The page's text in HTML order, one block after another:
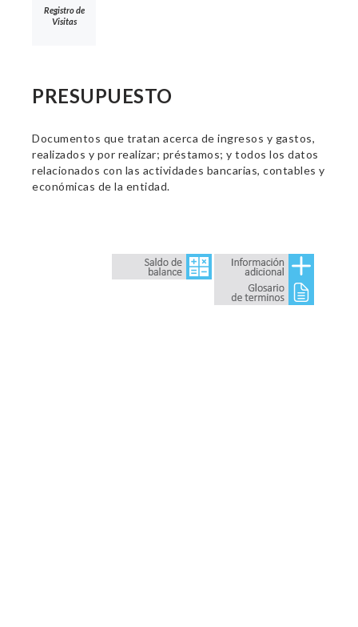
Registro de
Visitas
PRESUPUESTO
Documentos que tratan acerca de ingresos y gastos,
realizados y por realizar; préstamos; y todos los datos
relacionados con las actividades bancarias, contables y
económicas de la entidad.